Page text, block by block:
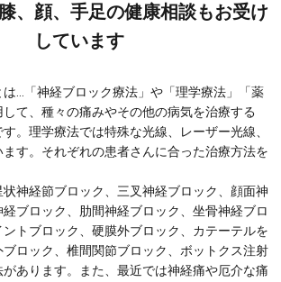
、顔、手足の健康相談もお受け
しています
…「神経ブロック療法」や「理学療法」「薬
て、種々の痛みやその他の病気を治療する
す。理学療法では特殊な光線、レーザー光線、
す。それぞれの患者さんに合った治療方法を
神経節ブロック、三叉神経ブロック、顔面神
ブロック、肋間神経ブロック、坐骨神経ブロ
トブロック、硬膜外ブロック、カテーテルを
ロック、椎間関節ブロック、ボットクス注射
あります。また、最近では神経痛や厄介な痛